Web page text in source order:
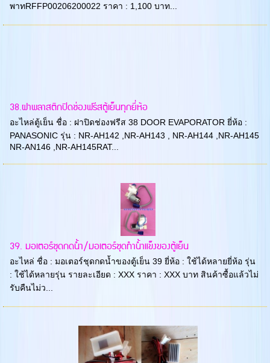
พาทRFFP00206200022 ราคา : 1,100 บาท...
38.ฝาพลาสติกปิดช่องฟรีสตู้เย็นทุกยี่ห้อ
อะไหล่ตู้เย็น ชื่อ : ฝาปิดช่องฟรีส 38 DOOR EVAPORATOR ยี่ห้อ :
PANASONIC รุ่น : NR-AH142 ,NR-AH143 , NR-AH144 ,NR-AH145
NR-AN146 ,NR-AH145RAT...
39. มอเตอร์ชุดกดน้ำ/มอเตอร์ชุดทำน้ำแข็งของตู้เย็น
อะไหล่ ชื่อ : มอเตอร์ชุดกดน้ำของตู้เย็น 39 ยี่ห้อ : ใช้ได้หลายยี่ห้อ รุ่น
: ใช้ได้หลายรุ่น รายละเอียด : XXX ราคา : XXX บาท สินค้าซื้อแล้วไม่
รับคืนไม่ว...